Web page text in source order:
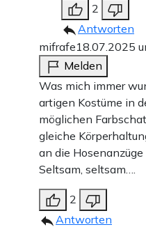
2
Antworten
mifrafe18.07.2025
Melden
Was mich immer
artigen Kostüme in
möglichen
gleiche
an die Hosenanzüge
Seltsam, seltsam….
2
Antworten